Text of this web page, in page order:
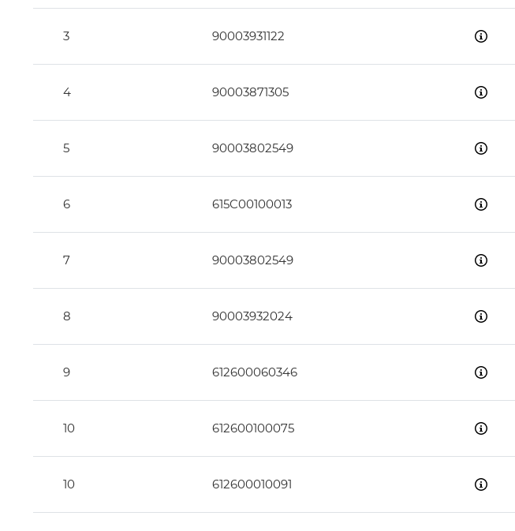
3 90003931122
4 90003871305
5 90003802549
6 615C00100013
7 90003802549
8 90003932024
9 612600060346
10 612600100075
10 612600010091